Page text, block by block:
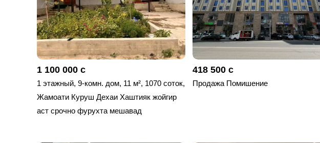
1 100 000 с
1 этажный, 9-комн. дом, 11 м², 1070 соток,
Жамоати Куруш Дехаи Хаштияк жойгир
аст срочно фурухта мешавад
418 500 с
Продажа Помишение